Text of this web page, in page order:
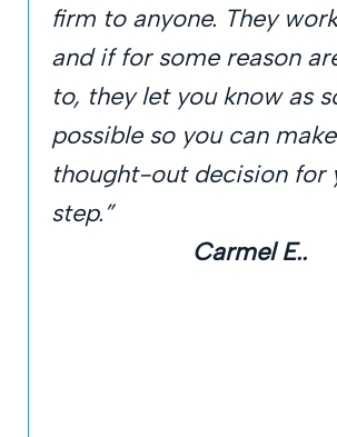
firm to anyone. They
and if for some reason
to, they let you know as
possible so you can
thought-out decision for
step.”
Carmel E..